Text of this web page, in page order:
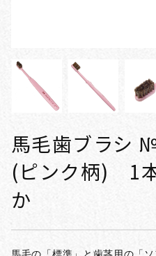
馬毛歯ブラ
(ピンク柄)
か